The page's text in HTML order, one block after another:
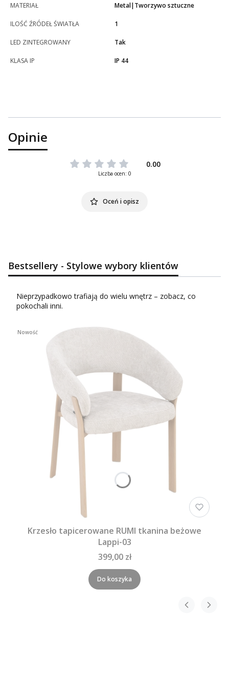
MATERIAŁ Metal|Tworzywo sztuczne
ILOŚĆ ŹRÓDEŁ ŚWIATŁA 1
LED ZINTEGROWANY Tak
KLASA IP IP 44
Opinie
0.00
Liczba ocen: 0
Oceń i opisz
Bestsellery - Stylowe wybory klientów
Nieprzypadkowo trafiają do wielu wnętrz – zobacz, co
pokochali inni.
Nowość
Krzesło tapicerowane RUMI tkanina beżowe
Lappi-03
399,00 zł
Do koszyka